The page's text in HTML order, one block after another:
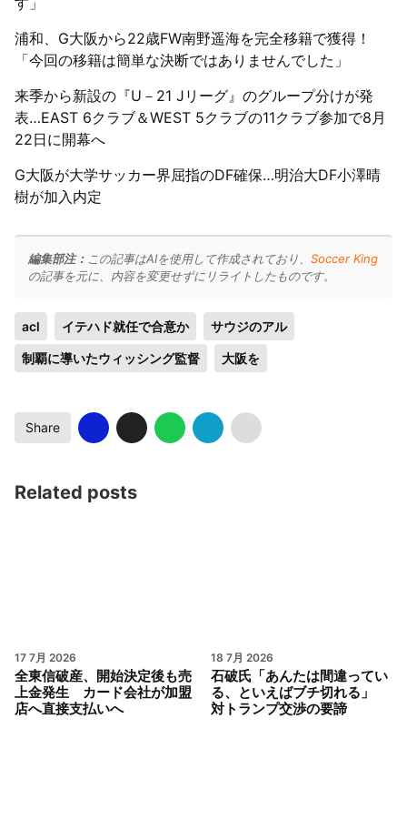
浦和、G大阪から22歳FW南野遥海を完全移籍で獲得！
「今回の移籍は簡単な決断ではありませんでした」
来季から新設の『U－21 Jリーグ』のグループ分けが発
表…EAST 6クラブ＆WEST 5クラブの11クラブ参加で8月
22日に開幕へ
G大阪が大学サッカー界屈指のDF確保…明治大DF小澤晴
樹が加入内定
編集部注： この記事はAIを使用して作成されており、 Soccer King
の記事を元に、内容を変更せずにリライトしたものです。
acl イテハド就任で合意か サウジのアル
制覇に導いたウィッシング監督 大阪を
Share
Related posts
17 7月 2026
全東信破産、開始決定後も売
上金発生 カード会社が加盟
店へ直接支払いへ
18 7月 2026
石破氏「あんたは間違ってい
る、といえばブチ切れる」
対トランプ交渉の要諦